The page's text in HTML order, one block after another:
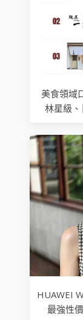
美食領域
林星級
HUAWEI
最強性